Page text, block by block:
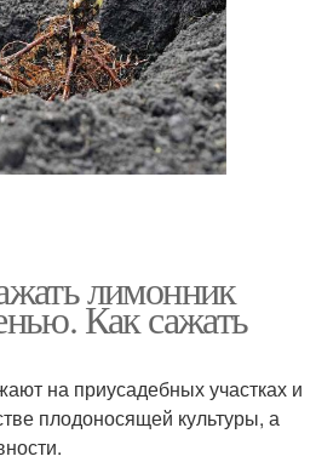
лимонник
Как сажать
на приусадебных участках и
плодоносящей культуры, а